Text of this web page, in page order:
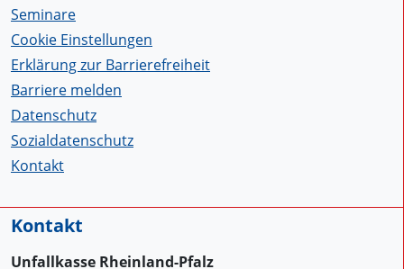
Seminare
Cookie Einstellungen
Erklärung zur Barrierefreiheit
Barriere melden
Datenschutz
Sozialdatenschutz
Kontakt
Kontakt
Unfallkasse Rheinland-Pfalz